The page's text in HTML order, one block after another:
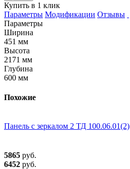
Купить в 1 клик
Параметры Модификации Отзывы
Параметры
Ширина
451 мм
Высота
2171 мм
Глубина
600 мм
Похожие
Панель с зеркалом 2 ТД 100.06.01(2)
5865 руб.
6452 руб.